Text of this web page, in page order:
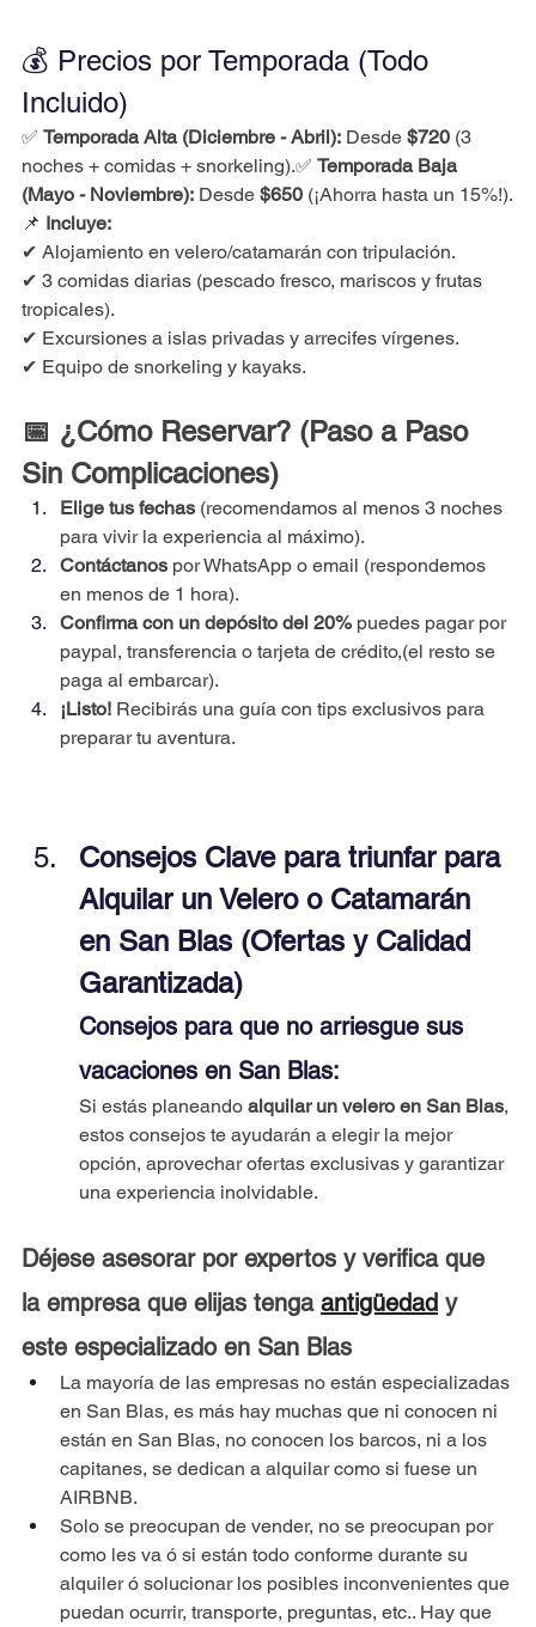
💰 Precios por Temporada (Todo
Incluido)
✅ Temporada Alta (Diciembre - Abril): Desde $720 (3
noches + comidas + snorkeling).✅ Temporada Baja
(Mayo - Noviembre): Desde $650 (¡Ahorra hasta un 15%!).
📌 Incluye:
✔ Alojamiento en velero/catamarán con tripulación.
✔ 3 comidas diarias (pescado fresco, mariscos y frutas
tropicales).
✔ Excursiones a islas privadas y arrecifes vírgenes.
✔ Equipo de snorkeling y kayaks.
📅 ¿Cómo Reservar? (Paso a Paso
Sin Complicaciones)
Elige tus fechas (recomendamos al menos 3 noches
para vivir la experiencia al máximo).
Contáctanos por WhatsApp o email (respondemos
en menos de 1 hora).
Confirma con un depósito del 20% puedes pagar por
paypal, transferencia o tarjeta de crédito,(el resto se
paga al embarcar).
¡Listo! Recibirás una guía con tips exclusivos para
preparar tu aventura.
Consejos Clave para triunfar para
Alquilar un Velero o Catamarán
en San Blas (Ofertas y Calidad
Garantizada)
Consejos para que no arriesgue sus
vacaciones en San Blas:
Si estás planeando alquilar un velero en San Blas,
estos consejos te ayudarán a elegir la mejor
opción, aprovechar ofertas exclusivas y garantizar
una experiencia inolvidable.
Déjese asesorar por expertos y verifica que
la empresa que elijas tenga antigüedad y
este especializado en San Blas
La mayoría de las empresas no están especializadas
en San Blas, es más hay muchas que ni conocen ni
están en San Blas, no conocen los barcos, ni a los
capitanes, se dedican a alquilar como si fuese un
AIRBNB.
Solo se preocupan de vender, no se preocupan por
como les va ó si están todo conforme durante su
alquiler ó solucionar los posibles inconvenientes que
puedan ocurrir, transporte, preguntas, etc.. Hay que